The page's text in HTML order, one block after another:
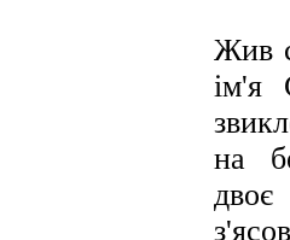
Жив
ім'я
на